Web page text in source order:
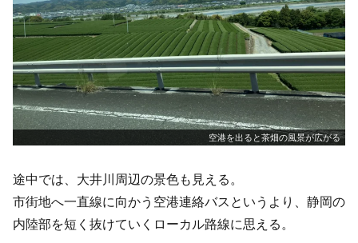
空港を出ると茶畑の風景が広がる
途中では、大井川周辺の景色も見える。
市街地へ一直線に向かう空港連絡バスというより、静岡の
内陸部を短く抜けていくローカル路線に思える。